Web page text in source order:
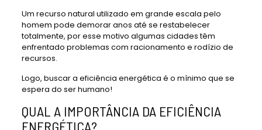
Um recurso natural utilizado em grande escala pelo
homem pode demorar anos até se restabelecer
totalmente, por esse motivo algumas cidades têm
enfrentado problemas com racionamento e rodízio de
recursos.
Logo, buscar a eficiência energética é o mínimo que se
espera do ser humano!
QUAL A IMPORTÂNCIA DA EFICIÊNCIA
ENERGÉTICA?